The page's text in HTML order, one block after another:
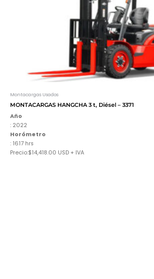
Montacargas Usados
MONTACARGAS HANGCHA 3 t, Diésel – 3371
Año
: 2022
Horómetro
: 1617 hrs
Precio:$14,418.00 USD + IVA